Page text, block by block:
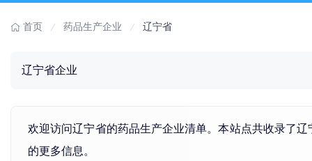
首页 药品生产企业 辽宁省
辽宁省企业
欢迎访问辽宁省的药品生产企业清单。本站点共收录了
的更多信息。